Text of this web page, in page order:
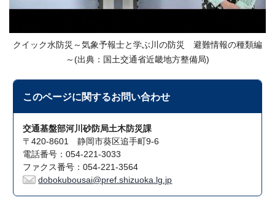
クイック水防災～気象予報士と学ぶ川の防災 避難情報の種類編
～(出典：国土交通省近畿地方整備局)
このページに関するお問い合わせ
交通基盤部河川砂防局土木防災課
〒420-8601 静岡市葵区追手町9-6
電話番号：054-221-3033
ファクス番号：054-221-3564
dobokubousai@pref.shizuoka.lg.jp